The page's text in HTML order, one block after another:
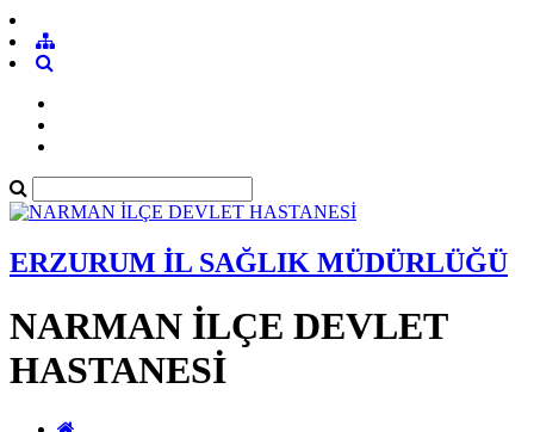
ERZURUM İL SAĞLIK MÜDÜRLÜĞÜ
NARMAN İLÇE DEVLET
HASTANESİ